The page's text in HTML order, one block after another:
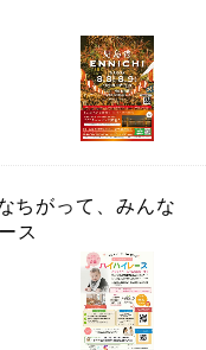
ちがって、みんな
ス